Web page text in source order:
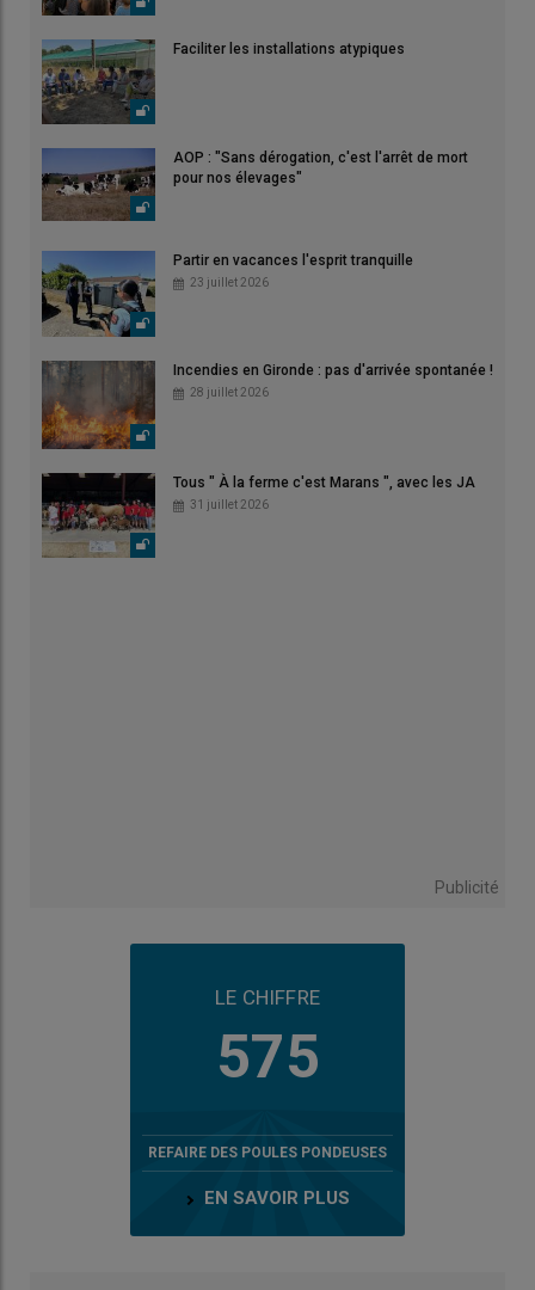
Faciliter les installations atypiques
AOP : "Sans dérogation, c'est l'arrêt de mort
pour nos élevages"
Partir en vacances l'esprit tranquille
23 juillet 2026
Incendies en Gironde : pas d'arrivée spontanée !
28 juillet 2026
Tous " À la ferme c'est Marans ", avec les JA
31 juillet 2026
Publicité
LE CHIFFRE
575
REFAIRE DES POULES PONDEUSES
EN SAVOIR PLUS